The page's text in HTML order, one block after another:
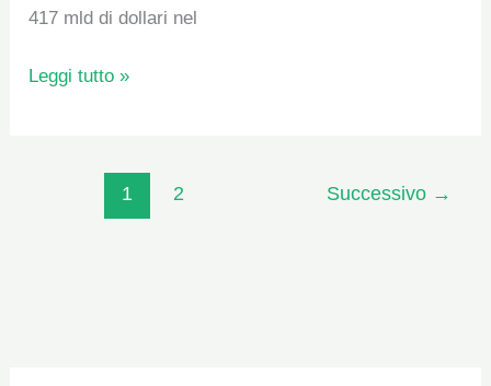
417 mld di dollari nel
Leggi tutto »
1 2 Successivo →